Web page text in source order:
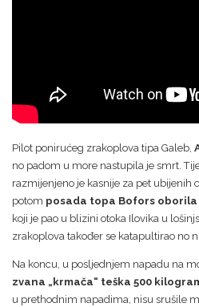
Pilot ponirućeg zrakoplova tipa Galeb,
no padom u more nastupila je smrt.
razmijenjeno je kasnije za pet ubijenih
potom posada topa Bofors
koji je pao u blizini otoka Ilovika u
zrakoplova također se katapultirao no
Na koncu, u posljednjem napadu na
zvana „krmača“ teška 500
u prethodnim napadima, nisu srušile